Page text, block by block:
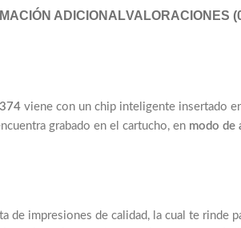
ADICIONALVALORACIONES
viene con un chip inteligente insertado
grabado en el cartucho, en modo de
de impresiones de calidad, la cual te rinde